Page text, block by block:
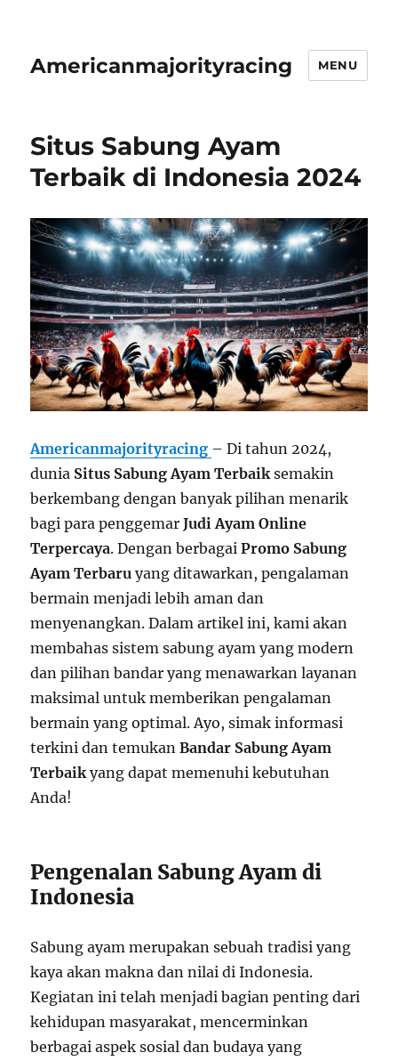
Americanmajorityracing MENU
Situs Sabung Ayam
Terbaik di Indonesia 2024
Americanmajorityracing – Di tahun 2024,
dunia Situs Sabung Ayam Terbaik semakin
berkembang dengan banyak pilihan menarik
bagi para penggemarJudi Ayam Online
Terpercaya. Dengan berbagaiPromo Sabung
Ayam Terbaru yang ditawarkan, pengalaman
bermain menjadi lebih aman dan
menyenangkan. Dalam artikel ini, kami akan
membahas sistem sabung ayam yang modern
dan pilihan bandar yang menawarkan layanan
maksimal untuk memberikan pengalaman
bermain yang optimal. Ayo, simak informasi
terkini dan temukanBandar Sabung Ayam
Terbaik yang dapat memenuhi kebutuhan
Anda!
Pengenalan Sabung Ayam di
Indonesia
Sabung ayam merupakan sebuah tradisi yang
kaya akan makna dan nilai di Indonesia.
Kegiatan ini telah menjadi bagian penting dari
kehidupan masyarakat, mencerminkan
berbagai aspek sosial dan budaya yang